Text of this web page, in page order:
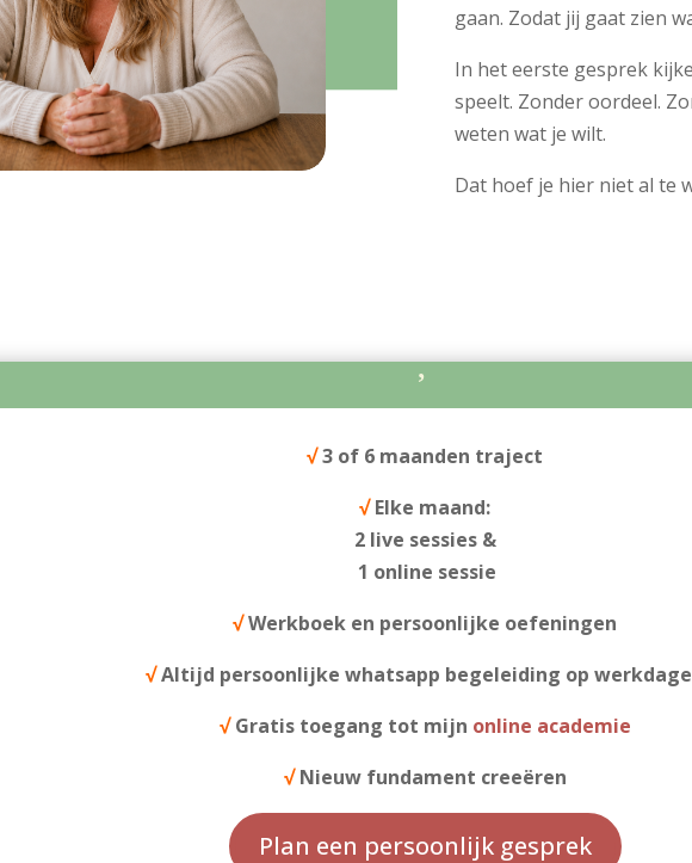
gaan. Zodat jij gaat zien
In het eerste gesprek
speelt. Zonder oordeel.
weten wat je wilt.
Dat hoef je hier niet al te

√3 of 6 maanden traject
√ Elke maand:
2 live sessies &
1 online sessie
√Werkboek en persoonlijke oefeningen
√Altijd persoonlijke whatsapp begeleiding op
√ Gratis toegang tot mijn online academie
√ Nieuw fundament creeëren
Plan een persoonlijk gesprek